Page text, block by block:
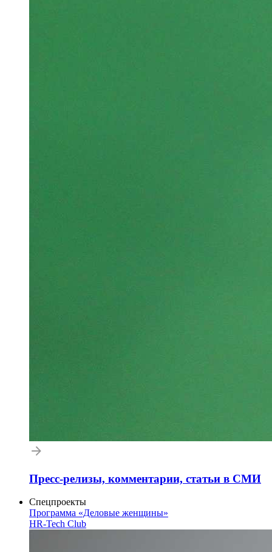
Пресс-релизы, комментарии, статьи в СМИ
Спецпроекты
Программа «Деловые женщины»
HR-Tech Club